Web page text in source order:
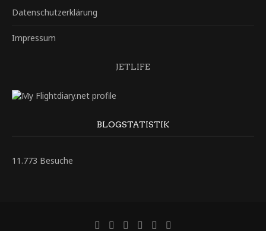
Datenschutzerklärung
Impressum
JETLIFE
BLOGSTATISTIK
11.773 Besuche